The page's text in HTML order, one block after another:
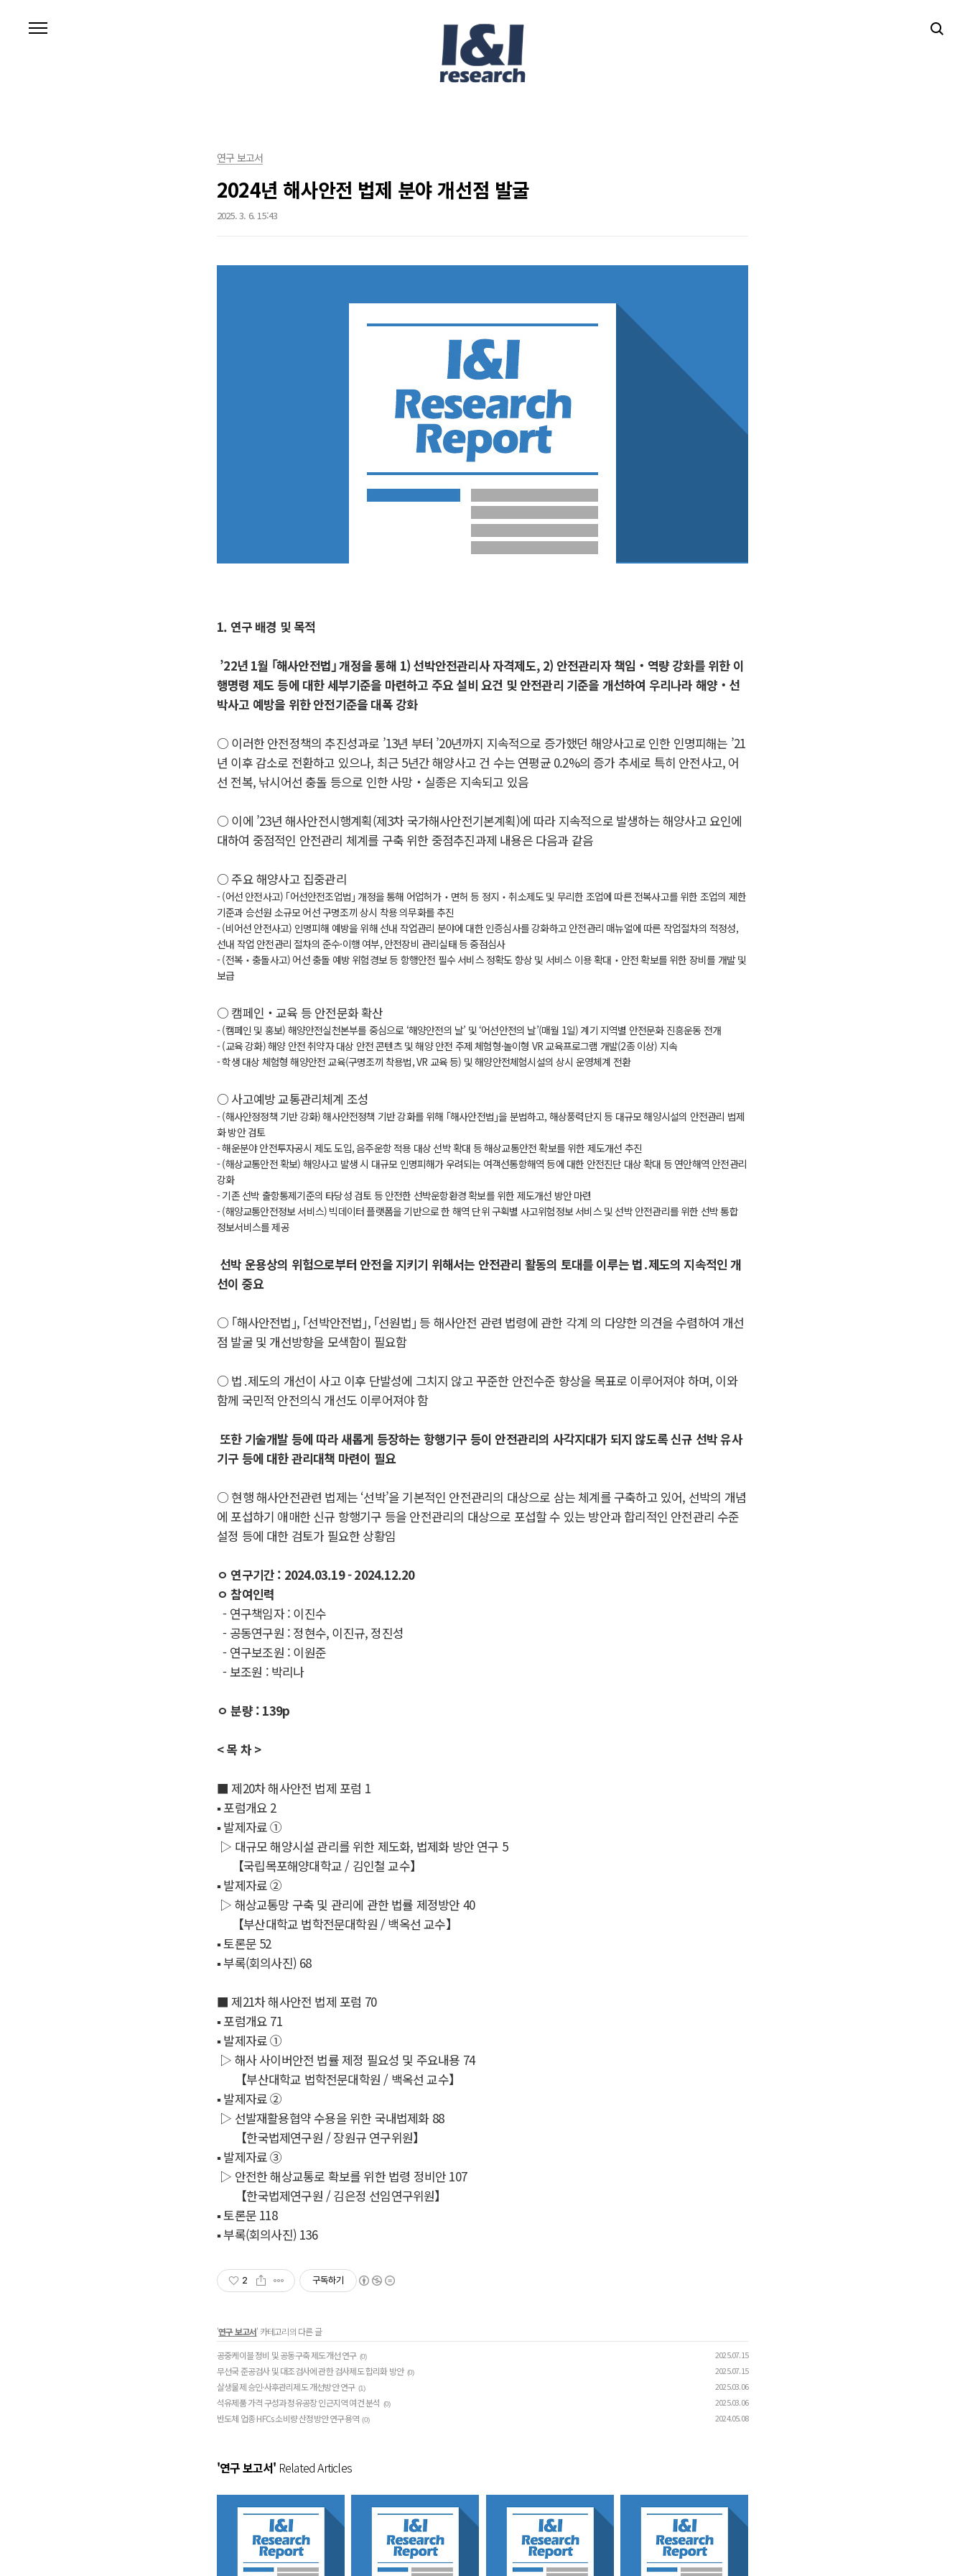
연구 보고서
2024년 해사안전 법제 분야 개선점 발굴
2025. 3. 6. 15:43
1. 연구 배경 및 목적
’22년 1월 ｢해사안전법 ｣개정을 통해 1) 선박안전관리사 자격제도, 2) 안전관리자 책임 ‧ 역량 강화를 위한 이
행명령 제도 등에 대한 세부기준을 마련하고 주요 설비 요건 및 안전관리 기준을 개선하여 우리나라 해양 ‧ 선
박사고 예방을 위한 안전기준을 대폭 강화
○ 이러한 안전정책의 추진성과로 ’13년 부터 ’20년까지 지속적으로 증가했던 해양사고로 인한 인명피해는 ’21
년 이후 감소로 전환하고 있으나, 최근 5년간 해양사고 건 수는 연평균 0.2%의 증가 추세로 특히 안전사고, 어
선 전복, 낚시어선 충돌 등으로 인한 사망‧ 실종은 지속되고 있음
○ 이에 ’23년 해사안전시행계획(제3차 국가해사안전기본계획)에 따라 지속적으로 발생하는 해양사고 요인에
대하여 중점적인 안전관리 체계를 구축 위한 중점추진과제 내용은 다음과 같음
○주요 해양사고 집중관리
- (어선 안전사고) ｢어선안전조업법 ｣ 개정을 통해 어업허가‧ 면허 등 정지 ‧취소제도 및 무리한 조업에 따른 전복사고를 위한 조업의 제한
기준과 승선원 소규모 어선 구명조끼 상시 착용 의무화를 추진
- (비어선 안전사고) 인명피해 예방을 위해 선내 작업관리 분야에 대한 인증심사를 강화하고 안전관리 매뉴얼에 따른 작업절차의 적정성,
선내 작업 안전관리 절차의 준수·이행 여부, 안전장비 관리실태 등 중점심사
- (전복 ‧충돌사고) 어선 충돌 예방 위험경보 등 항행안전 필수 서비스 정확도 향상 및 서비스 이용 확대 ‧ 안전 확보를 위한 장비를 개발 및
보급
○ 캠페인 ‧교육 등 안전문화 확산
- (캠페인 및 홍보) 해양안전실천본부를 중심으로 ‘해양안전의 날’ 및 ‘어선안전의 날’(매월 1일) 계기 지역별 안전문화 진흥운동 전개
- (교육 강화)해양 안전 취약자 대상 안전 콘텐츠 및 해양 안전 주제 체험형·놀이형 VR 교육프로그램 개발(2종 이상) 지속
-학생 대상 체험형 해양안전 교육(구명조끼 착용법, VR 교육 등) 및 해양안전체험시설의 상시 운영체계 전환
○ 사고예방 교통관리체계 조성
- (해사안정정책 기반 강화)해사안전정책 기반 강화를 위해 ｢해사안전법 ｣을 분법하고, 해상풍력단지 등 대규모 해양시설의 안전관리 법제
화 방안 검토
-해운분야 안전투자공시 제도 도입,음주운항 적용 대상 선박 확대 등 해상교통안전 확보를 위한 제도개선 추진
- (해상교통안전 확보) 해양사고 발생 시 대규모 인명피해가 우려되는 여객선통항해역 등에 대한 안전진단 대상 확대 등 연안해역 안전관리
강화
-기존 선박 출항통제기준의 타당성 검토 등 안전한 선박운항환경 확보를 위한 제도개선 방안 마련
- (해양교통안전정보 서비스) 빅데이터 플랫폼을 기반으로 한 해역 단위 구획별 사고위험정보 서비스 및 선박 안전관리를 위한 선박 통합
정보서비스를 제공
선박 운용상의 위험으로부터 안전을 지키기 위해서는 안전관리 활동의 토대를 이루는 법․제도의 지속적인 개
선이 중요
○ ｢해사안전법 ｣, ｢선박안전법 ｣, ｢선원법 ｣ 등 해사안전 관련 법령에 관한 각계 의 다양한 의견을 수렴하여 개선
점 발굴 및 개선방향을 모색함이 필요함
○ 법 ․제도의 개선이 사고 이후 단발성에 그치지 않고 꾸준한 안전수준 향상을 목표로 이루어져야 하며, 이와
함께 국민적 안전의식 개선도 이루어져야 함
또한 기술개발 등에 따라 새롭게 등장하는 항행기구 등이 안전관리의 사각지대가 되지 않도록 신규 선박 유사
기구 등에 대한 관리대책 마련이 필요
○ 현행 해사안전관련 법제는 ‘선박’을 기본적인 안전관리의 대상으로 삼는 체계를 구축하고 있어, 선박의 개념
에 포섭하기 애매한 신규 항행기구 등을 안전관리의 대상으로 포섭할 수 있는 방안과 합리적인 안전관리 수준
설정 등에 대한 검토가 필요한 상황임
ㅇ 연구기간 : 2024.03.19 - 2024.12.20
ㅇ 참여인력
- 연구책임자 : 이진수
- 공동연구원 : 정현수, 이진규, 정진성
- 연구보조원 : 이원준
- 보조원 : 박리나
ㅇ 분량 : 139p
< 목 차 >
■제20차 해사안전 법제 포럼 1
▪포럼개요 2
▪발제자료①
▷ 대규모 해양시설 관리를 위한 제도화, 법제화 방안 연구 5
【국립목포해양대학교 / 김인철 교수】
▪발제자료②
▷ 해상교통망 구축 및 관리에 관한 법률 제정방안 40
【부산대학교 법학전문대학원 /백옥선 교수】
▪토론문 52
▪부록(회의사진) 68
■제21차 해사안전 법제 포럼 70
▪포럼개요 71
▪발제자료①
▷ 해사 사이버안전 법률 제정 필요성 및 주요내용 74
【부산대학교 법학전문대학원 / 백옥선 교수】
▪발제자료②
▷ 선발재활용협약 수용을 위한 국내법제화 88
【한국법제연구원 /장원규 연구위원】
▪발제자료③
▷ 안전한 해상교통로 확보를 위한 법령 정비안 107
【한국법제연구원 /김은정 선임연구위원】
▪토론문 118
▪부록(회의사진) 136
2 구독하기
'연구 보고서' 카테고리의 다른 글
공중케이블 정비 및 공동구축 제도개선 연구 (0) 2025.07.15
무선국 준공검사 및 대조검사에 관한 검사제도 합리화 방안 (0) 2025.07.15
살생물제 승인·사후관리제도 개선방안 연구 (1) 2025.03.06
석유제품 가격 구성과 정유공장 인근지역 여건 분석 (0) 2025.03.06
반도체 업종 HFCs 소비량 산정방안 연구용역 (0) 2024.05.08
'연구 보고서' Related Articles